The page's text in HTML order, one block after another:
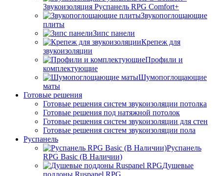
Звукоизоляция Руспанель RPG Comfort+
Звукопоглощающие
плиты
Зипс панели
Крепеж для
звукоизоляции
Профили и
комплектующие
Шумопоглощающие
маты
Готовые решения
Готовые решения систем звукоизоляции потолка
Готовые решения под натяжной потолок
Готовые решения систем звукоизоляции для стен
Готовые решения систем звукоизоляции пола
Руспанель
Руспанель
RPG Basic (В Наличии)
Душевые
поддоны Ruspanel RPG